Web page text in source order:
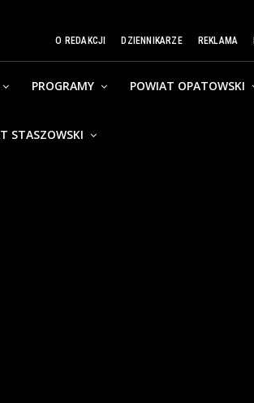
O REDAKCJI DZIENNIKARZE REKLAMA
PROGRAMY POWIAT OPATOWSKI
STASZOWSKI